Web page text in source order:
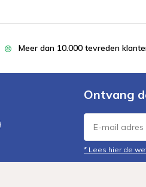
Meer dan 10.000 tevreden
Ontvang
* Lees hier de